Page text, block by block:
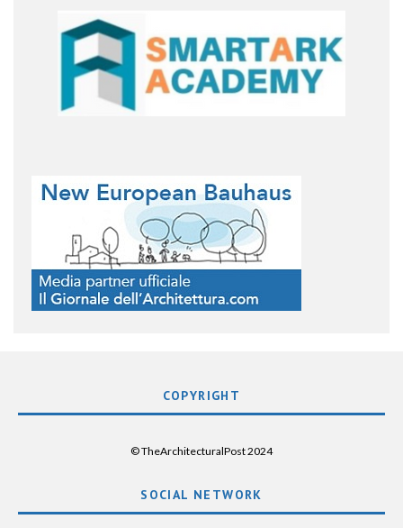
COPYRIGHT
© TheArchitecturalPost 2024
SOCIAL NETWORK